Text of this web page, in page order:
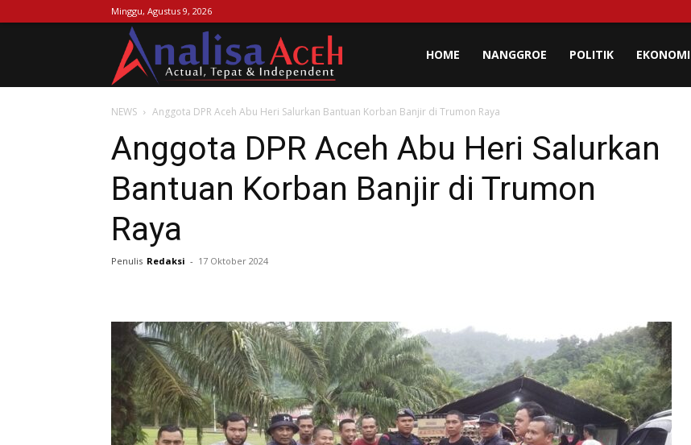
Minggu, Agustus 9, 2026
Aceh
HOME NANGGROE POLITIK EKONOMI
NEWS Anggota DPR Aceh Abu Heri Salurkan Bantuan Korban Banjir di Trumon Raya
Anggota DPR Aceh Abu Heri Salurkan
Bantuan Korban Banjir di Trumon
Raya
Penulis Redaksi - 17 Oktober 2024